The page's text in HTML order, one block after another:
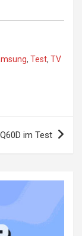
, Test, TV
im Test